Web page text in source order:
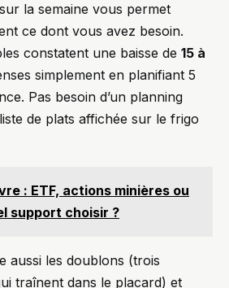
la semaine vous permet
ce dont vous avez besoin.
constatent une baisse de 15 à
simplement en planifiant 5
Pas besoin d’un planning
de plats affichée sur le frigo
: ETF, actions minières ou
support choisir ?
aussi les doublons (trois
traînent dans le placard) et